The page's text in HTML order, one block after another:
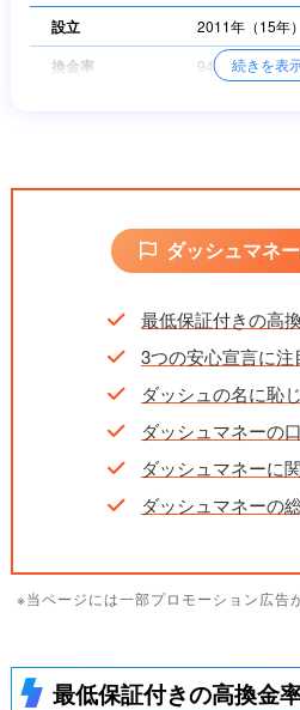
設立 2011年（15年）
換金率 94%～99.5%
キャンペーン 初回利用時換
続きを表
ダッシュマネー
最低保証付きの高
3つの安心宣言に注
ダッシュの名に恥
ダッシュマネーの
ダッシュマネーに
ダッシュマネーの
※当ページには一部プロモーション広告
最低保証付きの高換金